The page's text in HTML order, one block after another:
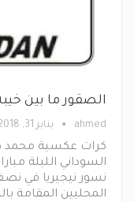
الصقور ما بين
ahmed يناير 31, 2018
كرات عكسية محمد
السوداني الليلة
نسور نيجيريا في
المحليين المقامة